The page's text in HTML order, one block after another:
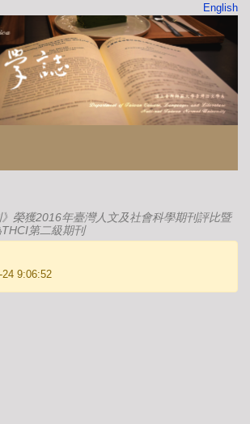
English
榮獲2016年臺灣人文及社會科學期刊評比暨
第二級期刊
9:06:52